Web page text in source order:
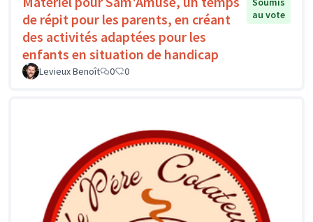
de répit pour les parents, en créant
des activités adaptées pour les
enfants en situation de handicap
au vote
Levieux Benoît 0 0